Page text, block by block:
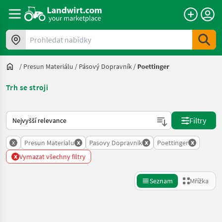
Prohledat nabídky
/ Presun Materiálu / Pásový Dopravník / Poettinger
Trh se stroji
Takto se řadí nabídky na Landwirt.com
Filtry
x Presun Materialu x Pasovy Dopravnik x Poettinger x
x Vymazat všechny filtry
Seznam Mřížka